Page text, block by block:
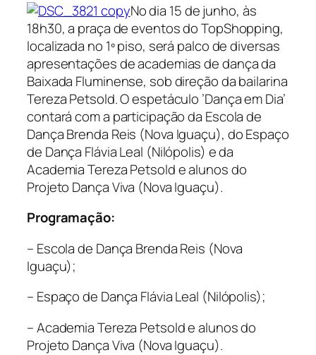
No dia 15 de junho, às
18h30, a praça de eventos do TopShopping,
localizada no 1º piso, será palco de diversas
apresentações de academias de dança da
Baixada Fluminense, sob direção da bailarina
Tereza Petsold. O espetáculo ’Dança em Dia’
contará com a participação da Escola de
Dança Brenda Reis (Nova Iguaçu), do Espaço
de Dança Flávia Leal (Nilópolis) e da
Academia Tereza Petsold e alunos do
Projeto Dança Viva (Nova Iguaçu).
Programação:
– Escola de Dança Brenda Reis (Nova
Iguaçu);
– Espaço de Dança Flávia Leal (Nilópolis);
– Academia Tereza Petsold e alunos do
Projeto Dança Viva (Nova Iguaçu).